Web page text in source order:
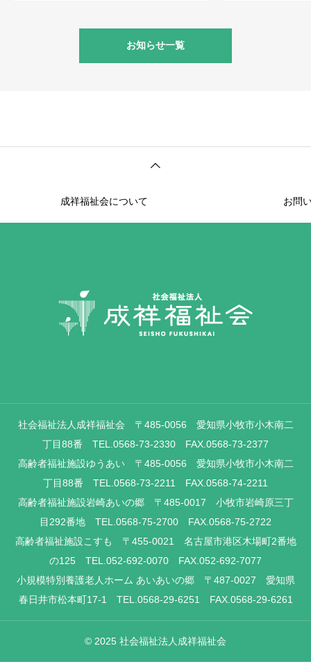
お知らせ一覧
成祥福祉会について お問
社会福祉法人成祥福祉会 〒485-0056 愛知県小牧市小木南二
丁目88番 TEL.0568-73-2330 FAX.0568-73-2377
高齢者福祉施設ゆうあい 〒485-0056 愛知県小牧市小木南二
丁目88番 TEL.0568-73-2211 FAX.0568-74-2211
高齢者福祉施設岩崎あいの郷 〒485-0017 小牧市岩崎原三丁
目292番地 TEL.0568-75-2700 FAX.0568-75-2722
高齢者福祉施設こすも 〒455-0021 名古屋市港区木場町2番地
の125 TEL.052-692-0070 FAX.052-692-7077
小規模特別養護老人ホーム あいあいの郷 〒487-0027 愛知県
春日井市松本町17-1 TEL.0568-29-6251 FAX.0568-29-6261
© 2025 社会福祉法人成祥福祉会